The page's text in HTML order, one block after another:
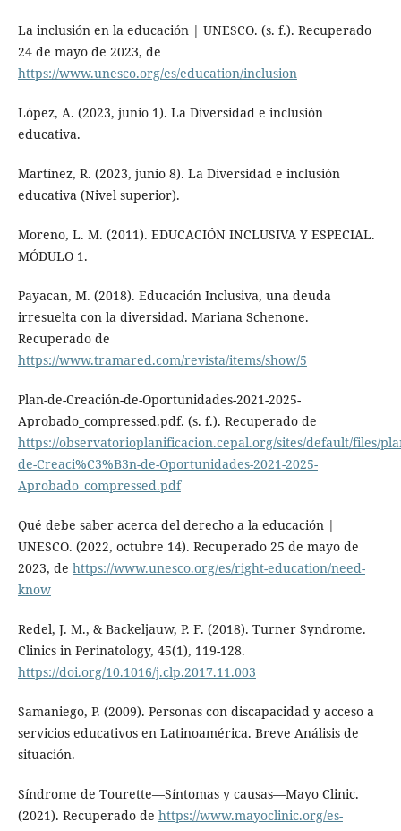
La inclusión en la educación | UNESCO. (s. f.). Recuperado
24 de mayo de 2023, de
https://www.unesco.org/es/education/inclusion
López, A. (2023, junio 1). La Diversidad e inclusión
educativa.
Martínez, R. (2023, junio 8). La Diversidad e inclusión
educativa (Nivel superior).
Moreno, L. M. (2011). EDUCACIÓN INCLUSIVA Y ESPECIAL.
MÓDULO 1.
Payacan, M. (2018). Educación Inclusiva, una deuda
irresuelta con la diversidad. Mariana Schenone.
Recuperado de
https://www.tramared.com/revista/items/show/5
Plan-de-Creación-de-Oportunidades-2021-2025-
Aprobado_compressed.pdf. (s. f.). Recuperado de
https://observatorioplanificacion.cepal.org/sites/default/files/
de-Creaci%C3%B3n-de-Oportunidades-2021-2025-
Aprobado_compressed.pdf
Qué debe saber acerca del derecho a la educación |
UNESCO. (2022, octubre 14). Recuperado 25 de mayo de
2023, de https://www.unesco.org/es/right-education/need-
know
Redel, J. M., & Backeljauw, P. F. (2018). Turner Syndrome.
Clinics in Perinatology, 45(1), 119-128.
https://doi.org/10.1016/j.clp.2017.11.003
Samaniego, P. (2009). Personas con discapacidad y acceso a
servicios educativos en Latinoamérica. Breve Análisis de
situación.
Síndrome de Tourette—Síntomas y causas—Mayo Clinic.
(2021). Recuperado de https://www.mayoclinic.org/es-